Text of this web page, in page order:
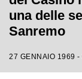
una delle
Sanremo
27 GENNAIO 1969